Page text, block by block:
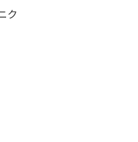
ク